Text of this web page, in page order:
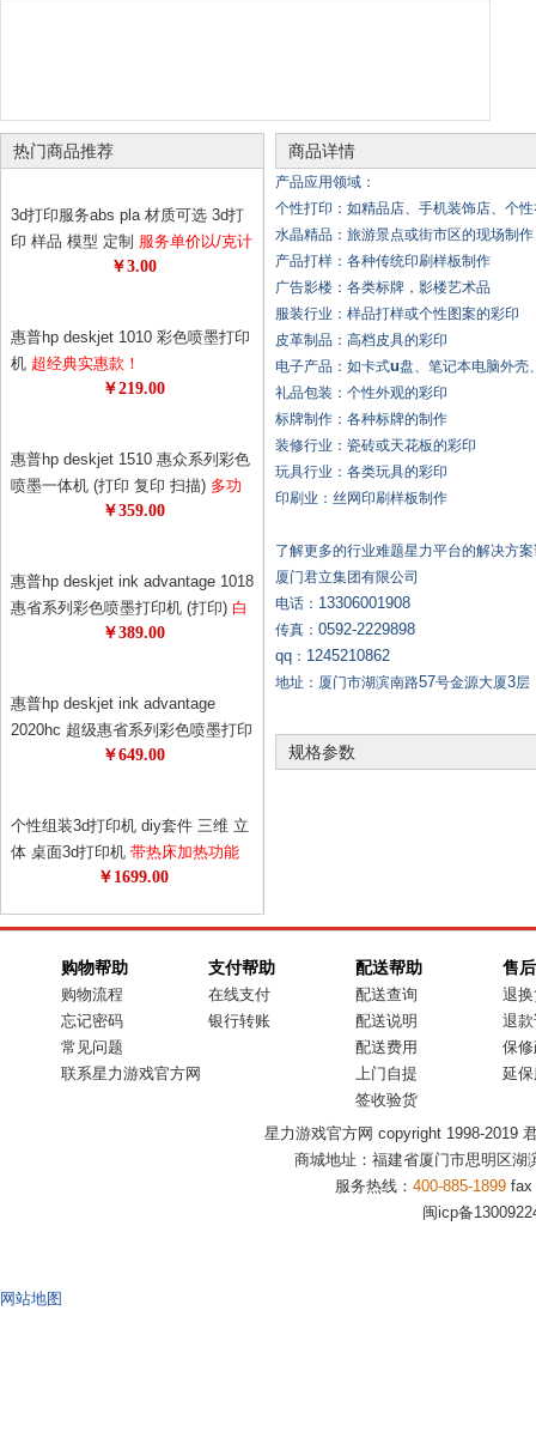
热门商品推荐
3d打印服务abs pla 材质可选 3d打
印 样品 模型 定制 服务单价以/克计
算 请先与客服确认数量 diy个性定
￥3.00
惠普hp deskjet 1010 彩色喷墨打印
机 超经典实惠款！
￥219.00
惠普hp deskjet 1510 惠众系列彩色
喷墨一体机 (打印 复印 扫描) 多功
能，一机多用，耗材更省！1050升
￥359.00
惠普hp deskjet ink advantage 1018
惠省系列彩色喷墨打印机 (打印) 白
色外观，更美观！打印机也可以时
￥389.00
惠普hp deskjet ink advantage
2020hc 超级惠省系列彩色喷墨打印
惠普超级惠省系列打印机！78元
￥649.00
个性组装3d打印机 diy套件 三维 立
体 桌面3d打印机 带热床加热功能
超值精品 极客必备 3d专享月特供
￥1699.00
商品详情
产品应用领域：
个性打印：如精品店、手机装饰店、个
水晶精品：旅游景点或街市区的现场制作
产品打样：各种传统印刷样板制作
广告影楼：各类标牌，影楼艺术品
服装行业：样品打样或个性图案的彩印
皮革制品：高档皮具的彩印
电子产品：如卡式u盘、笔记本电脑外壳
礼品包装：个性外观的彩印
标牌制作：各种标牌的制作
装修行业：瓷砖或天花板的彩印
玩具行业：各类玩具的彩印
印刷业：丝网印刷样板制作
了解更多的行业难题星力平台的解决方
厦门君立集团有限公司
电话： 13306001908
传真： 0592-2229898
qq ： 1245210862
地址：厦门市湖滨南路57号金源大厦3层
规格参数
购物帮助
购物流程
忘记密码
常见问题
联系星力游戏官方网
支付帮助
在线支付
银行转账
配送帮助
配送查询
配送说明
配送费用
上门自提
签收验货
售
退
退
保
延
星力游戏官方网 copyright 1998-2019
商城地址：福建省厦门市思明区湖
服务热线： 400-885-1899fax
闽icp备
网站地图